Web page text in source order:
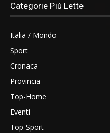
Categorie Più Lette
Italia / Mondo
Sport
Cronaca
Provincia
Top-Home
Eventi
Top-Sport